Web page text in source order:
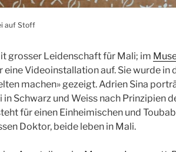
auf Stoff
grosser Leidenschaft für Mali; im
eine Videoinstallation auf. Sie wurde in
machen» gezeigt. Adrien Sina
Schwarz und Weiss nach Prinzipien
für einen Einheimischen und
Doktor, beide leben in Mali.